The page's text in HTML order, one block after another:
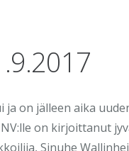
ja on jälleen aika
on kirjoittanut
Sinuhe